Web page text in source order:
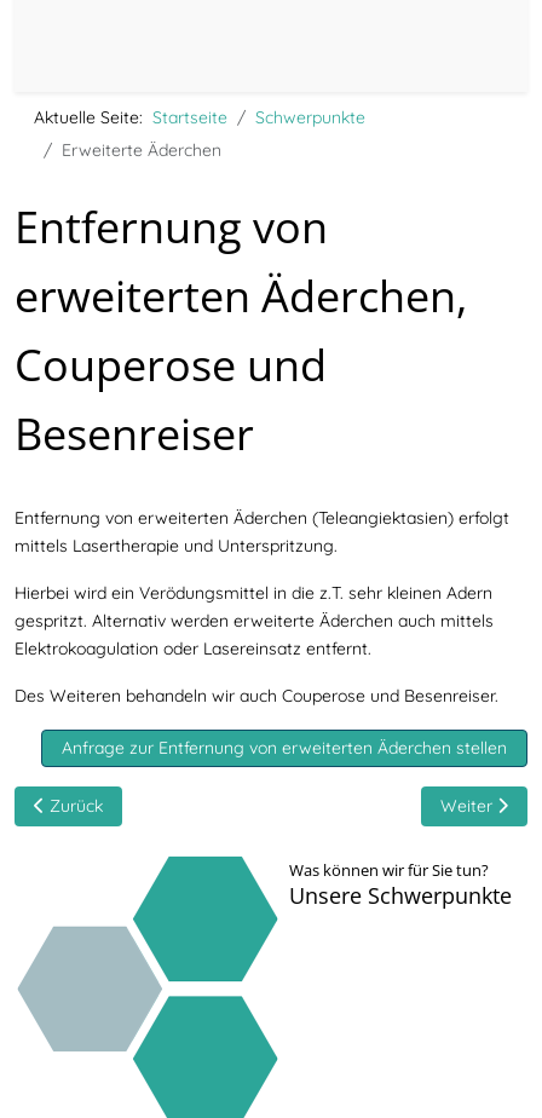
Aktuelle Seite: Startseite
Schwerpunkte
Erweiterte Äderchen
Entfernung von
erweiterten Äderchen,
Couperose und
Besenreiser
Entfernung von erweiterten Äderchen (Teleangiektasien) erfolgt
mittels Lasertherapie und Unterspritzung.
Hierbei wird ein Verödungsmittel in die z.T. sehr kleinen Adern
gespritzt. Alternativ werden erweiterte Äderchen auch mittels
Elektrokoagulation oder Lasereinsatz entfernt.
Des Weiteren behandeln wir auch Couperose und Besenreiser.
Anfrage zur Entfernung von erweiterten Äderchen stellen
Vorheriger Beitrag: Allergologie
Zurück Nächster
Weiter
Was können wir für Sie tun?
Unsere Schwerpunkte